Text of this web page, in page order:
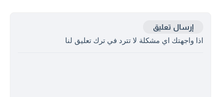
إرسال تعليق
اذا واجهتك اي مشكلة لا تترد في ترك تعليق لنا